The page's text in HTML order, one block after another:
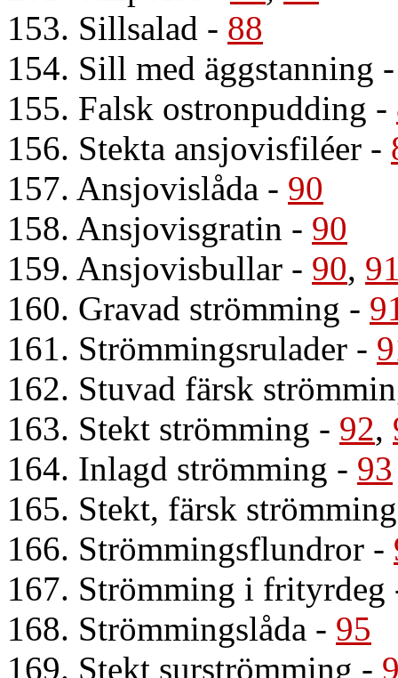
153. Sillsalad - 88
154. Sill med äggstanning
155. Falsk ostronpudding -
156. Stekta ansjovisfiléer -
157. Ansjovislåda - 90
158. Ansjovisgratin - 90
159. Ansjovisbullar - 90,
160. Gravad strömming -
161. Strömmingsrulader -
162. Stuvad färsk
163. Stekt strömming - 92,
164. Inlagd strömming - 93
165. Stekt, färsk
166. Strömmingsflundror -
167. Strömming i frityrdeg
168. Strömmingslåda - 95
169. Stekt surströmming -